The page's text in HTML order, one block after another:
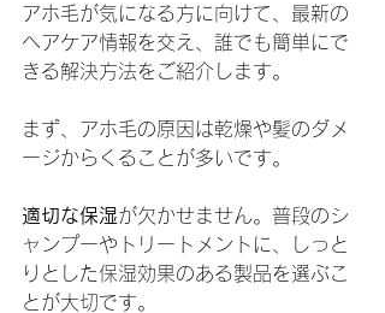
アホ毛が気になる方に向けて、最新の
ヘアケア情報を交え、誰でも簡単にで
きる解決方法をご紹介します。
まず、アホ毛の原因は乾燥や髪のダメ
ージからくることが多いです。
適切な保湿が欠かせません。普段のシ
ャンプーやトリートメントに、しっと
りとした保湿効果のある製品を選ぶこ
とが大切です。